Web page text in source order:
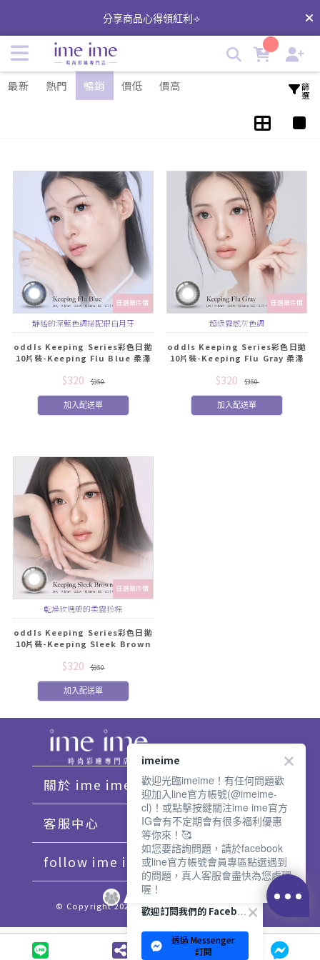
分享商品心得領紅利⟢
最新 熱門 暢銷 價低 價高 篩選
任選單件價
靜謐的深藍色調搭配銀白月牙
oddIs Keeping Series彩色日拋
10片裝-Keeping Flu Blue 柔澤
$320 $350
加入配送單
任選單件價
超級霧感灰色調
oddIs Keeping Series彩色日拋
10片裝-Keeping Flu Gray 柔澤
$320 $350
加入配送單
任選單件價
乾燥玫瑰般的柔霧粉棕
oddIs Keeping Series彩色日拋
10片裝-Keeping Sleek Brown
$320 $350
加入配送單
關於 ime ime
客服中心
follow ime ime♡
© Copyright 2021 imeime. All Rights Reserved.
歡迎訂閱我們的 Facebook 專頁
透過 Messenger
訂閱
imeime
歡迎光臨imeime！有任何問題歡
迎加入line官方帳號(@imeime-
cl)！或點擊按鍵關注ime ime官方
IG會有不定期會有很多福利優惠
等你來！🥰
如您要諮詢問題，請於facebook
或line官方帳號會員專區點選遇到
的問題，真人客服會盡快為您處理
喔！